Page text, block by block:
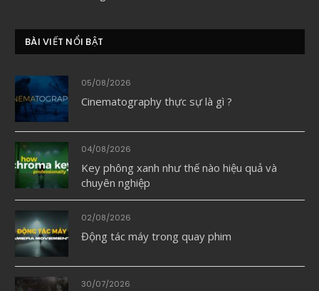
BÀI VIẾT NỔI BẬT
05/08/2026
Cinematography thực sự là gì ?
04/08/2026
Key phông xanh như thế nào hiệu quả và
chuyên nghiệp
02/08/2026
Động tác máy trong quay phim
30/07/2026